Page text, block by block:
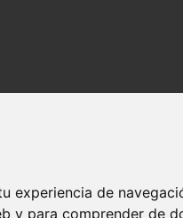
experiencia de
y para comprender de